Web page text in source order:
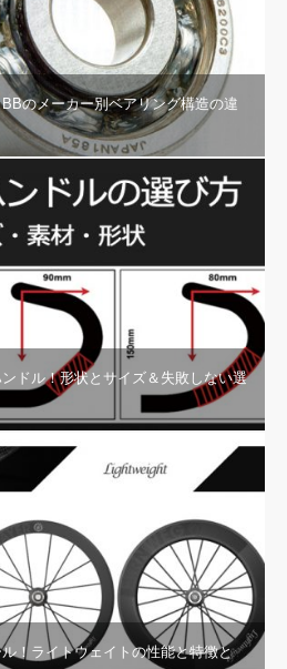
のメーカー別ベアリング構造の違
ドル！形状とサイズ＆失敗しない選
！ライトウェイトの性能と特徴と